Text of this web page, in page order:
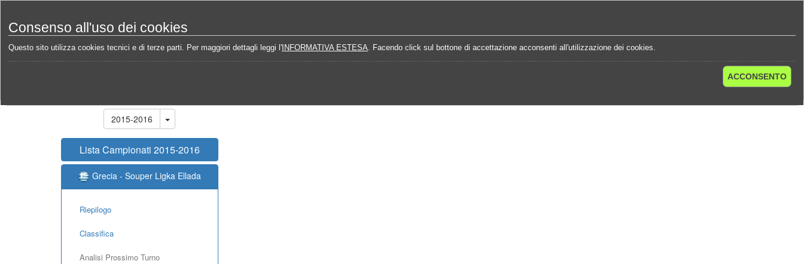
Consenso all'uso dei cookies
Questo sito utilizza cookies tecnici e di terze parti. Per maggiori dettagli leggi l' INFORMATIVA ESTESA. Facendo click sul bottone di accettazione acconsenti all'utilizzazione dei cookies.
ACCONSENTO
Home Campionati Grecia - Souper Ligka Ellada 2015-2016 Calendario
2015-2016
Lista Campionati 2015-2016
Grecia - Souper Ligka Ellada
Riepilogo
Classifica
Analisi Prossimo Turno